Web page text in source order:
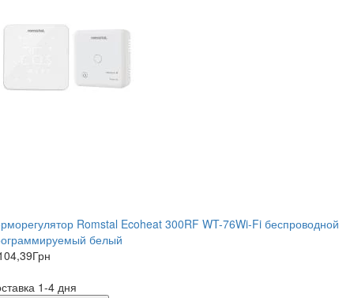
Romstal Ecoheat 300RF WT-76Wi-Fi беспроводной
белый
Грн
1-4 дня